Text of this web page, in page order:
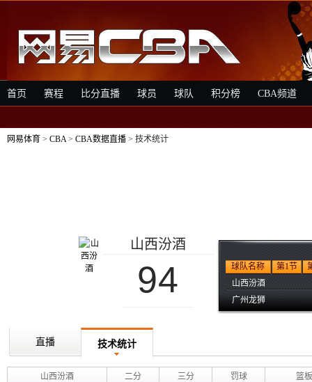
首页 赛程 比分直播 球员 球队 积分榜 CBA频道
网易体育 > CBA> CBA数据直播 > 技术统计
山西汾酒
94 球队名称 第1节
山西汾酒
广州龙狮
直播 技术统计
山西汾酒 二分 三分 罚球
篮